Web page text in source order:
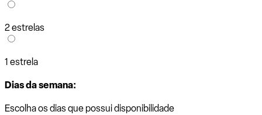
2 estrelas
1 estrela
Dias da semana:
Escolha os dias que possui disponibilidade